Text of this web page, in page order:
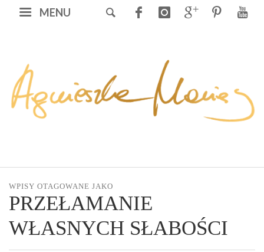
MENU
WPISY OTAGOWANE JAKO
PRZEŁAMANIE
WŁASNYCH SŁABOŚCI